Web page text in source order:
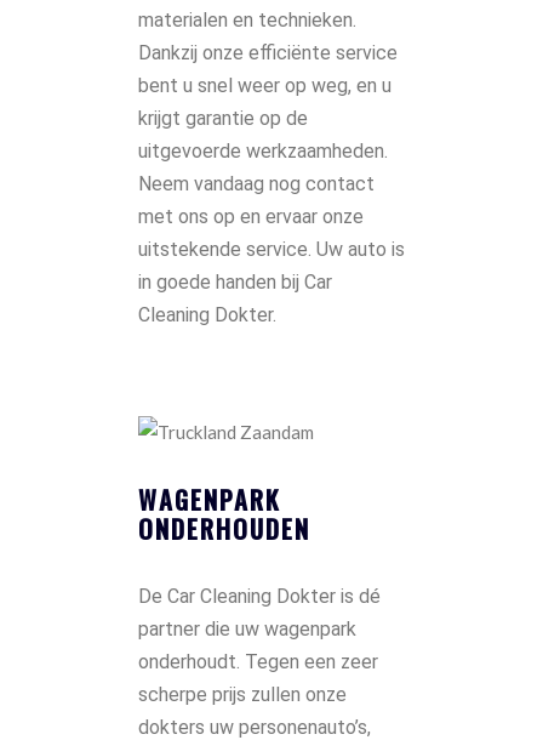
materialen en technieken.
Dankzij onze efficiënte service
bent u snel weer op weg, en u
krijgt garantie op de
uitgevoerde werkzaamheden.
Neem vandaag nog contact
met ons op en ervaar onze
uitstekende service. Uw auto is
in goede handen bij Car
Cleaning Dokter.
WAGENPARK
ONDERHOUDEN
De Car Cleaning Dokter is dé
partner die uw wagenpark
onderhoudt. Tegen een zeer
scherpe prijs zullen onze
dokters uw personenauto’s,